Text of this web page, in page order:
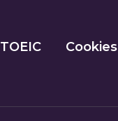
TOEIC Cookies